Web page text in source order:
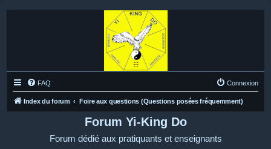
FAQ Connexion
Index du forum Foire aux questions (Questions posées fréquemment)
Forum Yi-King Do
Forum dédié aux pratiquants et enseignants